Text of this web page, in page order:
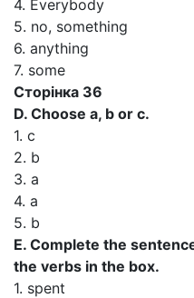
4. Everybody
5. no, something
6. anything
7. some
Сторінка 36
D. Choose a, b or c.
1. c
2. b
3. a
4. a
5. b
E. Complete the
the verbs in the box.
1. spent